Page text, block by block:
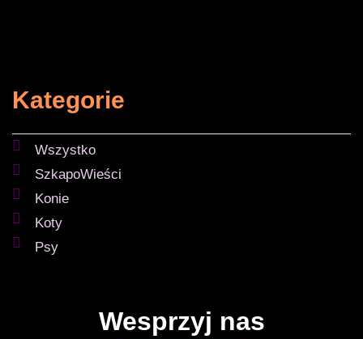
Kategorie
Wszystko
SzkapoWieści
Konie
Koty
Psy
Wesprzyj nas